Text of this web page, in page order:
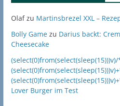
Olafzu Martinsbrezel XXL –
Bolly Gamezu Darius backt:
Cheesecake
Lover Burger im Test